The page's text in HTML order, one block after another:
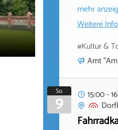
mehr
Weitere
#Kultur &
Amt
So.
9
15:00 -